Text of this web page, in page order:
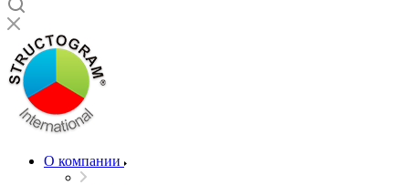
О компании